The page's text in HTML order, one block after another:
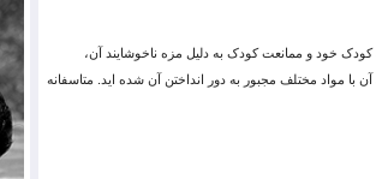
خود و ممانعت کودک به دلیل مزه ناخوشایند آن،
با مواد مختلف مجبور به دور انداختن آن شده اید. متاسفانه